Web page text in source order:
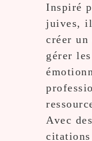
Inspiré
juives, il
créer un
gérer
Avec